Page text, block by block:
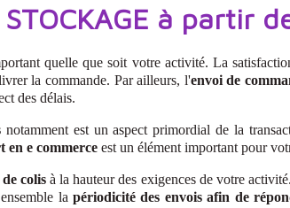
à partir de
quelle que soit votre activité. La
la commande. Par ailleurs, l'envoi de
des délais.
notamment est un aspect primordial de la
en e commerce est un élément important pour
colisà la hauteur des exigences de votre
la périodicité des envois afin de